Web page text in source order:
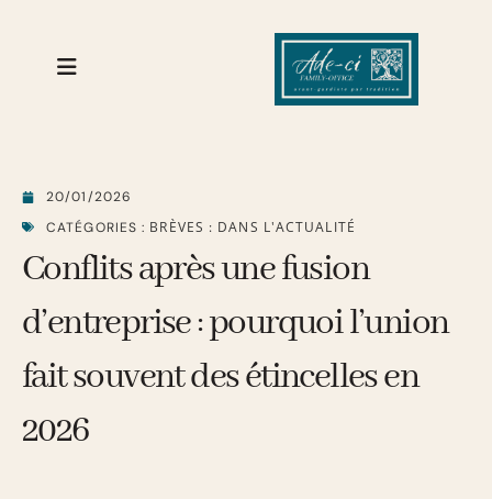
20/01/2026
CATÉGORIES : BRÈVES : DANS L'ACTUALITÉ
Conflits après une fusion
d’entreprise : pourquoi l’union
fait souvent des étincelles en
2026